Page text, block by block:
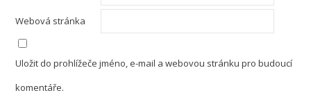
Webová stránka
Uložit do prohlížeče jméno, e-mail a webovou stránku pro budoucí
komentáře.